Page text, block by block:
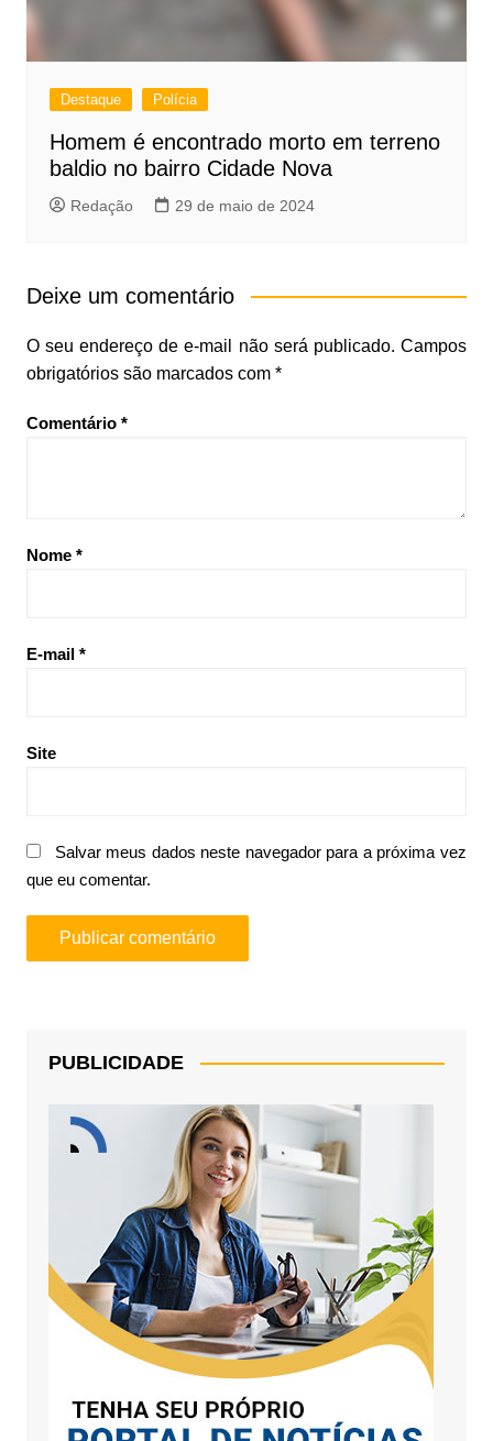
Destaque Polícia
Homem é encontrado morto em terreno
baldio no bairro Cidade Nova
Redação 29 de maio de 2024
Deixe um comentário
O seu endereço de e-mail não será publicado. Campos
obrigatórios são marcados com *
Comentário *
Nome *
E-mail *
Site
Salvar meus dados neste navegador para a próxima vez
que eu comentar.
PUBLICIDADE